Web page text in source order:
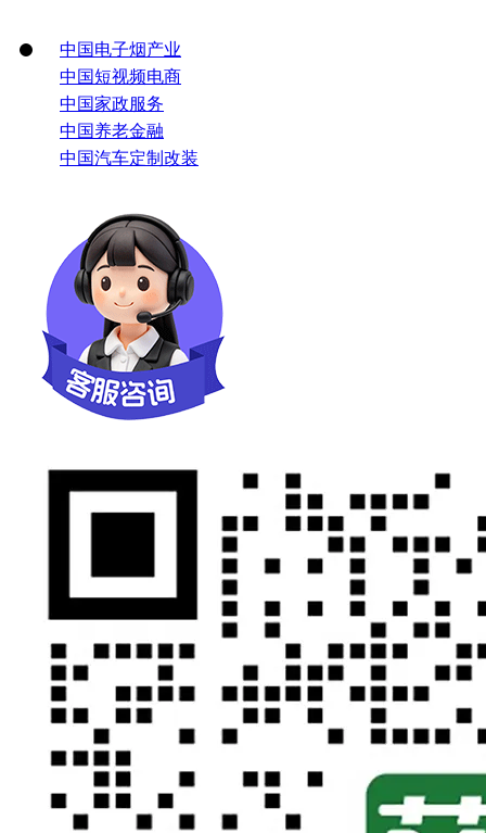
中国电子烟产业
中国短视频电商
中国家政服务
中国养老金融
中国汽车定制改装